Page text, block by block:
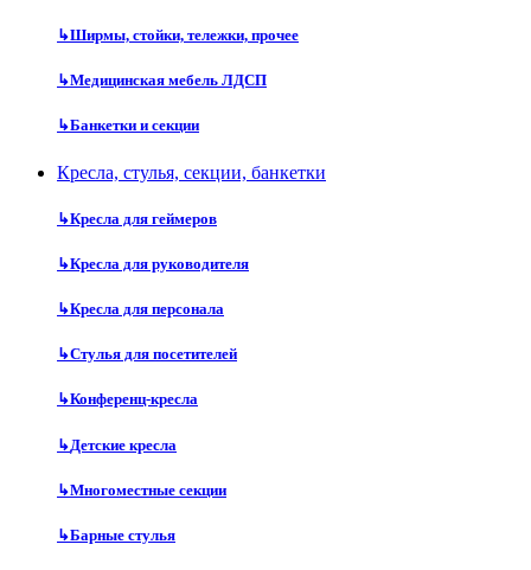
↳Ширмы, стойки, тележки, прочее
↳Медицинская мебель ЛДСП
↳Банкетки и секции
Кресла, стулья, секции, банкетки
↳Кресла для геймеров
↳Кресла для руководителя
↳Кресла для персонала
↳Стулья для посетителей
↳Конференц-кресла
↳Детские кресла
↳Многоместные секции
↳Барные стулья